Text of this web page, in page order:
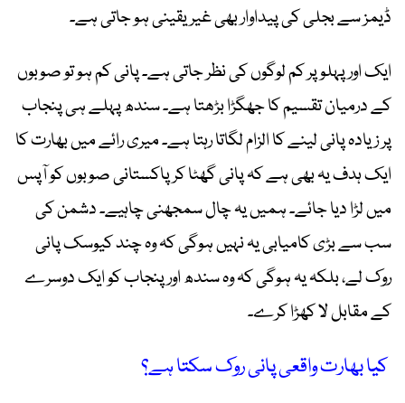
ڈیمز سے بجلی کی پیداوار بھی غیر یقینی ہو جاتی ہے۔
ایک اور پہلو پر کم لوگوں کی نظر جاتی ہے۔ پانی کم ہو تو صوبوں
کے درمیان تقسیم کا جھگڑا بڑھتا ہے۔ سندھ پہلے ہی پنجاب
پر زیادہ پانی لینے کا الزام لگاتا رہتا ہے۔ میری رائے میں بھارت کا
ایک ہدف یہ بھی ہے کہ پانی گھٹا کر پاکستانی صوبوں کو آپس
میں لڑا دیا جائے۔ ہمیں یہ چال سمجھنی چاہیے۔ دشمن کی
سب سے بڑی کامیابی یہ نہیں ہوگی کہ وہ چند کیوسک پانی
روک لے، بلکہ یہ ہوگی کہ وہ سندھ اور پنجاب کو ایک دوسرے
کے مقابل لا کھڑا کرے۔
کیا بھارت واقعی پانی روک سکتا ہے؟